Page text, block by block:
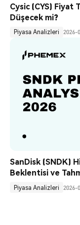
Cysic (CYS) Fiyat
Düşecek mi?
Piyasa Analizleri 2026-
SanDisk (SNDK)
Beklentisi ve
Piyasa Analizleri 2026-